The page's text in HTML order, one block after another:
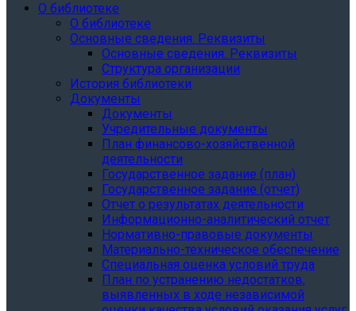
О библиотеке
О библиотеке
Основные сведения. Реквизиты
Основные сведения. Реквизиты
Структура организации
История библиотеки
Документы
Документы
Учредительные документы
План финансово-хозяйственной
деятельности
Государственное задание (план)
Государственное задание (отчет)
Отчет о результатах деятельности
Информационно-аналитический отчет
Нормативно-правовые документы
Материально-техническое обеспечение
Специальная оценка условий труда
План по устранению недостатков,
выявленных в ходе независимой